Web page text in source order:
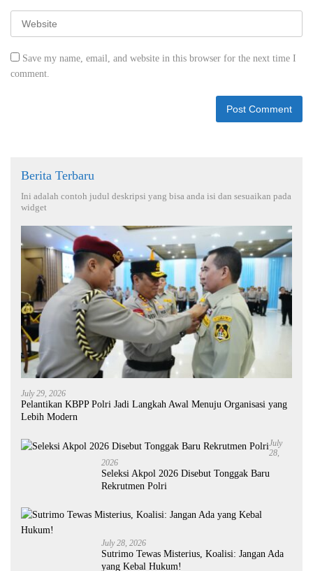
Save my name, email, and website in this browser for the next time I
comment.
Berita Terbaru
Ini adalah contoh judul deskripsi yang bisa anda isi dan sesuaikan pada
widget
July 29, 2026
Pelantikan KBPP Polri Jadi Langkah Awal Menuju Organisasi yang
Lebih Modern
July
28,
2026
Seleksi Akpol 2026 Disebut Tonggak Baru
Rekrutmen Polri
July 28, 2026
Sutrimo Tewas Misterius, Koalisi: Jangan Ada
yang Kebal Hukum!